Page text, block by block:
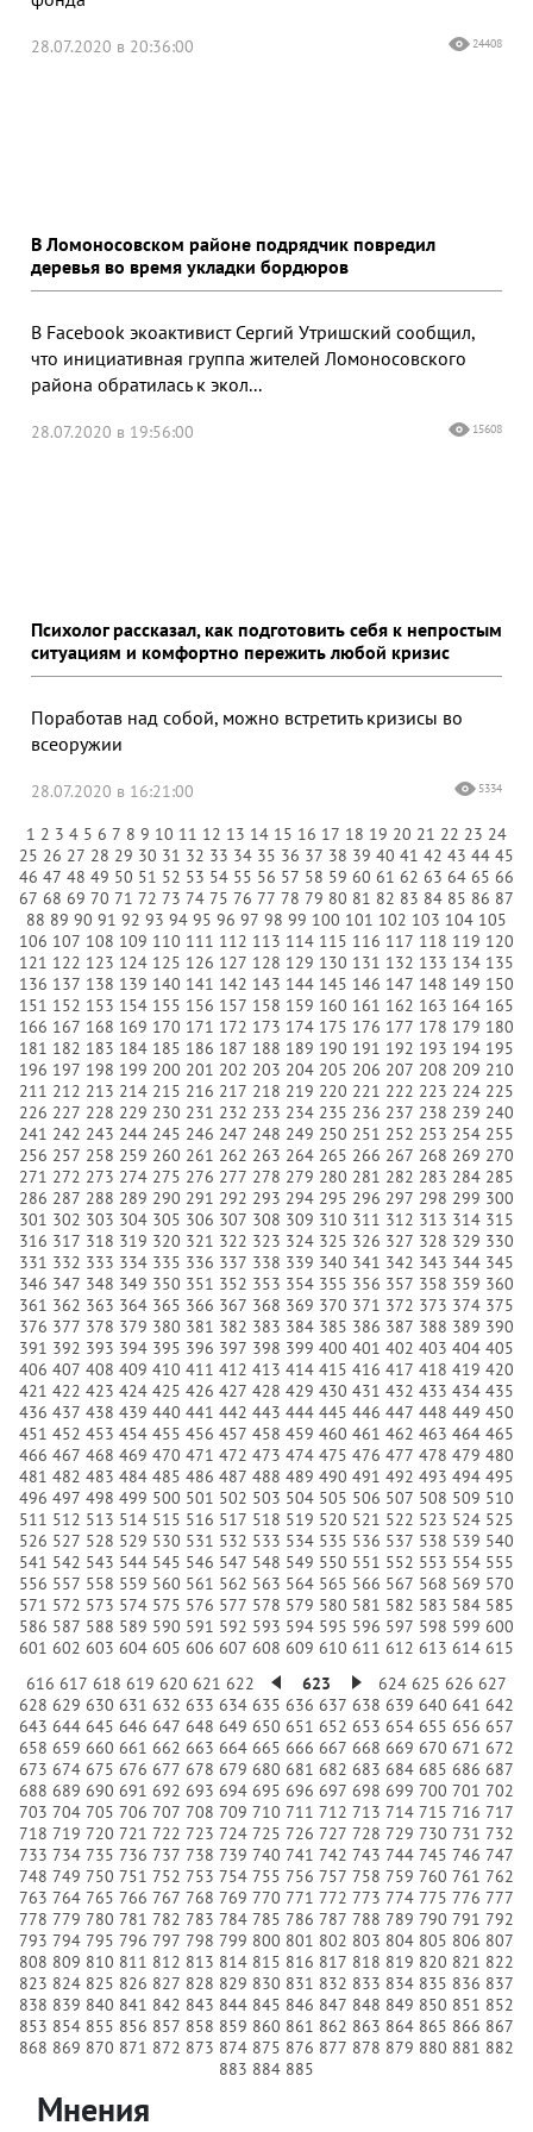
28.07.2020 в 20:36:00 24408
В Ломоносовском районе подрядчик повредил
деревья во время укладки бордюров
В Facebook экоактивист Сергий Утришский сообщил,
что инициативная группа жителей Ломоносовского
района обратилась к экол...
28.07.2020 в 19:56:00 15608
Психолог рассказал, как подготовить себя к непростым
ситуациям и комфортно пережить любой кризис
Поработав над собой, можно встретить кризисы во
всеоружии
28.07.2020 в 16:21:00 5334
1 2 3 4 5 6 7 8 9 10 11 12 13 14 15 16 17 18 19 20 21 22 23 24
25 26 27 28 29 30 31 32 33 34 35 36 37 38 39 40 41 42 43 44 45
46 47 48 49 50 51 52 53 54 55 56 57 58 59 60 61 62 63 64 65 66
67 68 69 70 71 72 73 74 75 76 77 78 79 80 81 82 83 84 85 86 87
88 89 90 91 92 93 94 95 96 97 98 99 100 101 102 103 104 105
106 107 108 109 110 111 112 113 114 115 116 117 118 119 120
121 122 123 124 125 126 127 128 129 130 131 132 133 134 135
136 137 138 139 140 141 142 143 144 145 146 147 148 149 150
151 152 153 154 155 156 157 158 159 160 161 162 163 164 165
166 167 168 169 170 171 172 173 174 175 176 177 178 179 180
181 182 183 184 185 186 187 188 189 190 191 192 193 194 195
196 197 198 199 200 201 202 203 204 205 206 207 208 209 210
211 212 213 214 215 216 217 218 219 220 221 222 223 224 225
226 227 228 229 230 231 232 233 234 235 236 237 238 239 240
241 242 243 244 245 246 247 248 249 250 251 252 253 254 255
256 257 258 259 260 261 262 263 264 265 266 267 268 269 270
271 272 273 274 275 276 277 278 279 280 281 282 283 284 285
286 287 288 289 290 291 292 293 294 295 296 297 298 299 300
301 302 303 304 305 306 307 308 309 310 311 312 313 314 315
316 317 318 319 320 321 322 323 324 325 326 327 328 329 330
331 332 333 334 335 336 337 338 339 340 341 342 343 344 345
346 347 348 349 350 351 352 353 354 355 356 357 358 359 360
361 362 363 364 365 366 367 368 369 370 371 372 373 374 375
376 377 378 379 380 381 382 383 384 385 386 387 388 389 390
391 392 393 394 395 396 397 398 399 400 401 402 403 404 405
406 407 408 409 410 411 412 413 414 415 416 417 418 419 420
421 422 423 424 425 426 427 428 429 430 431 432 433 434 435
436 437 438 439 440 441 442 443 444 445 446 447 448 449 450
451 452 453 454 455 456 457 458 459 460 461 462 463 464 465
466 467 468 469 470 471 472 473 474 475 476 477 478 479 480
481 482 483 484 485 486 487 488 489 490 491 492 493 494 495
496 497 498 499 500 501 502 503 504 505 506 507 508 509 510
511 512 513 514 515 516 517 518 519 520 521 522 523 524 525
526 527 528 529 530 531 532 533 534 535 536 537 538 539 540
541 542 543 544 545 546 547 548 549 550 551 552 553 554 555
556 557 558 559 560 561 562 563 564 565 566 567 568 569 570
571 572 573 574 575 576 577 578 579 580 581 582 583 584 585
586 587 588 589 590 591 592 593 594 595 596 597 598 599 600
601 602 603 604 605 606 607 608 609 610 611 612 613 614 615
616 617 618 619 620 621 622 623 624 625 626 627
628 629 630 631 632 633 634 635 636 637 638 639 640 641 642
643 644 645 646 647 648 649 650 651 652 653 654 655 656 657
658 659 660 661 662 663 664 665 666 667 668 669 670 671 672
673 674 675 676 677 678 679 680 681 682 683 684 685 686 687
688 689 690 691 692 693 694 695 696 697 698 699 700 701 702
703 704 705 706 707 708 709 710 711 712 713 714 715 716 717
718 719 720 721 722 723 724 725 726 727 728 729 730 731 732
733 734 735 736 737 738 739 740 741 742 743 744 745 746 747
748 749 750 751 752 753 754 755 756 757 758 759 760 761 762
763 764 765 766 767 768 769 770 771 772 773 774 775 776 777
778 779 780 781 782 783 784 785 786 787 788 789 790 791 792
793 794 795 796 797 798 799 800 801 802 803 804 805 806 807
808 809 810 811 812 813 814 815 816 817 818 819 820 821 822
823 824 825 826 827 828 829 830 831 832 833 834 835 836 837
838 839 840 841 842 843 844 845 846 847 848 849 850 851 852
853 854 855 856 857 858 859 860 861 862 863 864 865 866 867
868 869 870 871 872 873 874 875 876 877 878 879 880 881 882
883 884 885
Мнения